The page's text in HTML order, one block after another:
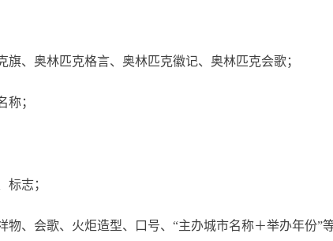
、奥林匹克格言、奥林匹克徽记、奥林匹克会歌；
称；
标志；
、会歌、火炬造型、口号、“主办城市名称＋举办年份”